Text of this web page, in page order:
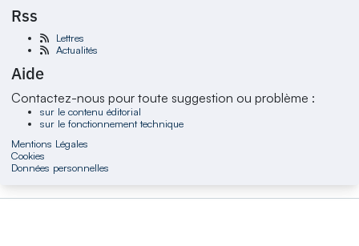
Rss
Lettres
Actualités
Aide
Contactez-nous pour toute suggestion ou problème :
sur le contenu éditorial
sur le fonctionnement technique
Mentions Légales
Cookies
Données personnelles